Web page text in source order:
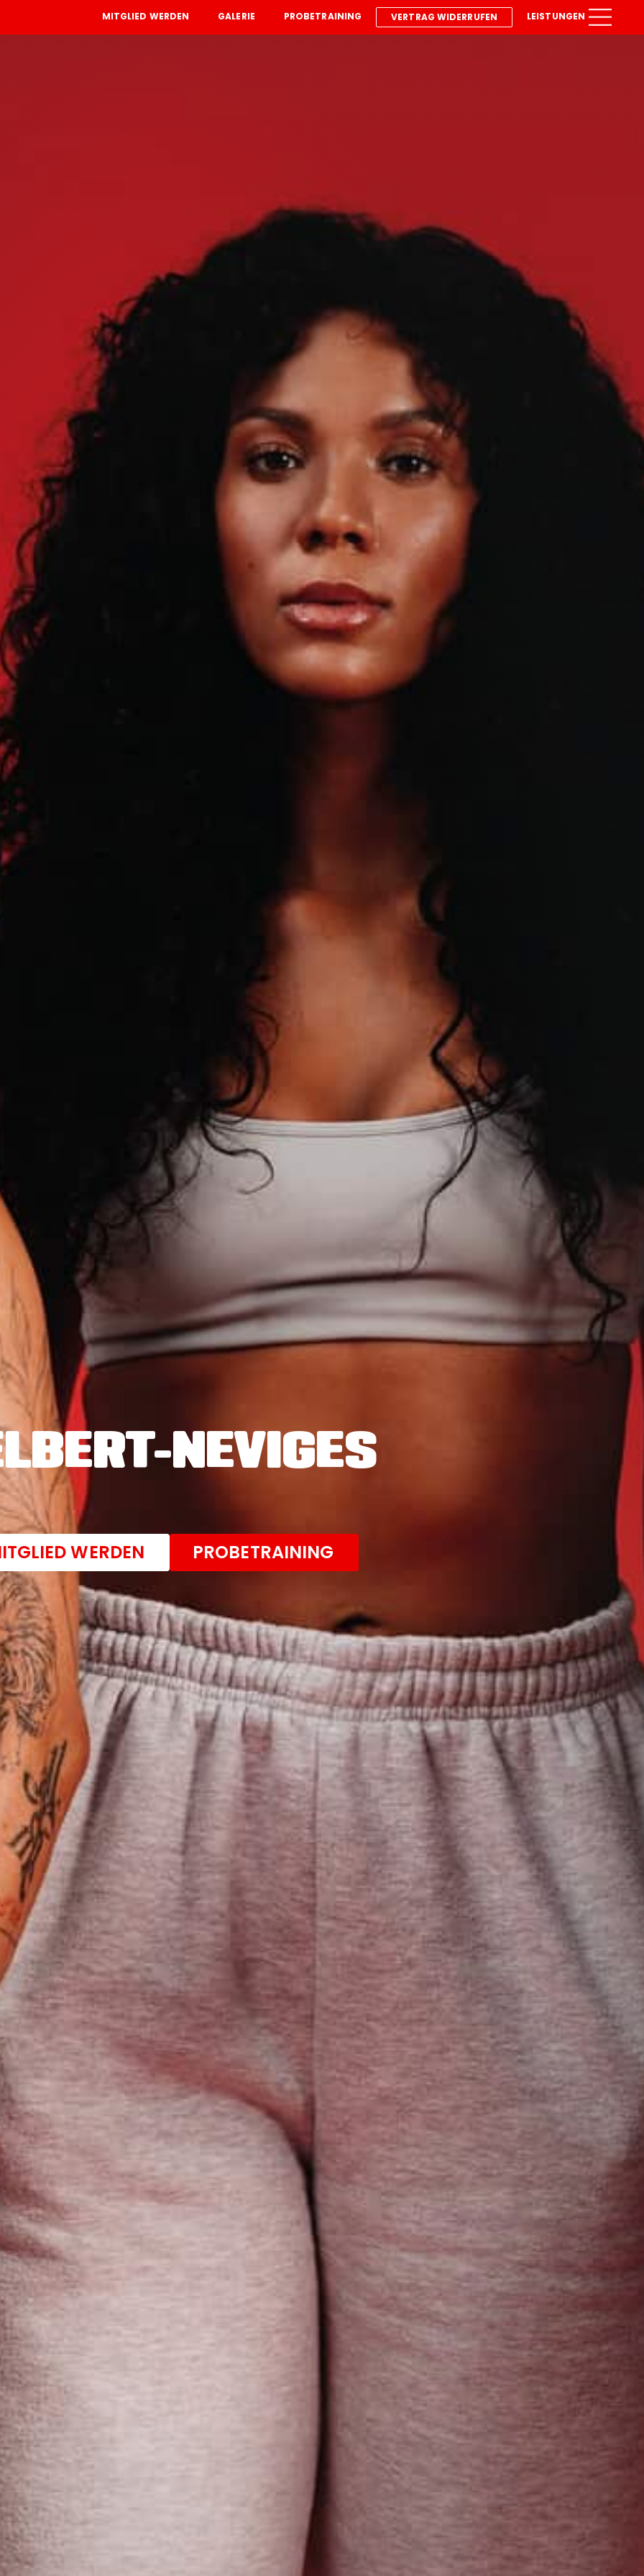
MITGLIED WERDEN GALERIE PROBETRAINING VERTRAG WIDERRUFEN LEISTUNGEN
NEVIGES
WERDEN PROBETRAINING